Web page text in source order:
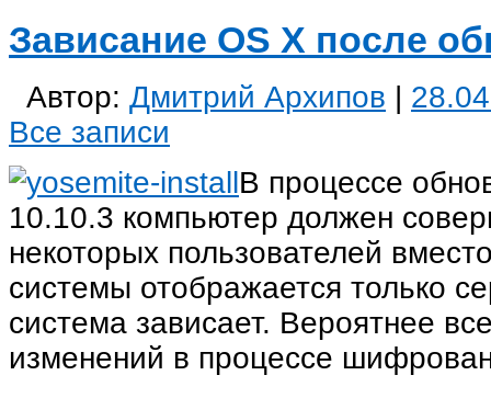
Зависание OS X после
Автор: Дмитрий Архипов |
Все записи
В процессе
10.10.3 компьютер должен
некоторых пользователей
системы отображается только
система зависает. Вероятнее
изменений в процессе